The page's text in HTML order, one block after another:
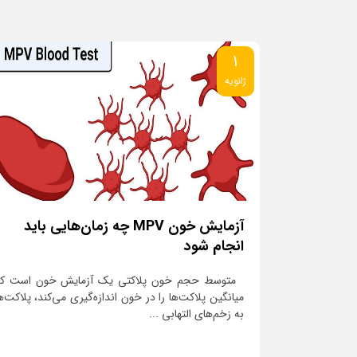
1
ژانویه
آزمایش خون MPV چه زمان‌هایی باید
انجام شود
متوسط حجم خون پلاکتی یک آزمایش خون است
میانگین پلاکت‌ها را در خون اندازه‌گیری می‌کند،
به زخم‌های التهابی ...